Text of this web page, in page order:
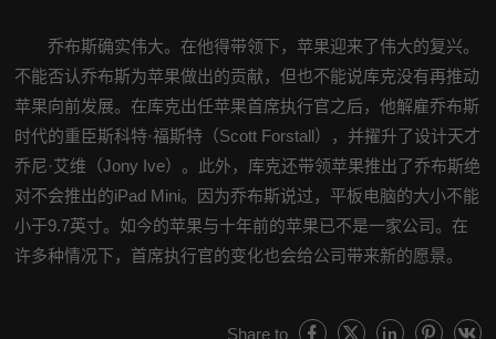
乔布斯确实伟大。在他得带领下，苹果迎来了伟大的复兴。
不能否认乔布斯为苹果做出的贡献，但也不能说库克没有再推动
苹果向前发展。在库克出任苹果首席执行官之后，他解雇乔布斯
时代的重臣斯科特·福斯特（Scott Forstall），并擢升了设计天才
乔尼·艾维（Jony Ive）。此外，库克还带领苹果推出了乔布斯绝
对不会推出的iPad Mini。因为乔布斯说过，平板电脑的大小不能
小于9.7英寸。如今的苹果与十年前的苹果已不是一家公司。在
许多种情况下，首席执行官的变化也会给公司带来新的愿景。
Share to